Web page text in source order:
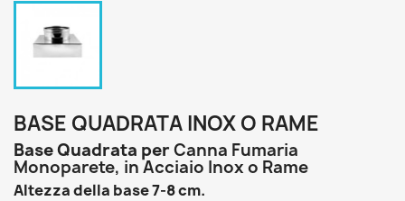
BASE QUADRATA INOX O RAME
Base Quadrata per Canna Fumaria
Monoparete, in Acciaio Inox o Rame
Altezza della base 7-8 cm.